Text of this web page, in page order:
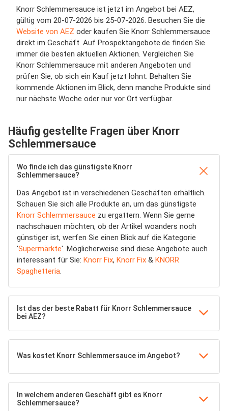
Knorr Schlemmersauce ist jetzt im Angebot bei AEZ,
gültig vom 20-07-2026 bis 25-07-2026. Besuchen Sie die
Website von AEZ oder kaufen Sie Knorr Schlemmersauce
direkt im Geschäft. Auf Prospektangebote.de finden Sie
immer die besten aktuellen Aktionen. Vergleichen Sie
Knorr Schlemmersauce mit anderen Angeboten und
prüfen Sie, ob sich ein Kauf jetzt lohnt. Behalten Sie
kommende Aktionen im Blick, denn manche Produkte sind
nur nächste Woche oder nur vor Ort verfügbar.
Häufig gestellte Fragen über Knorr
Schlemmersauce
Wo finde ich das günstigste Knorr
Schlemmersauce?
Das Angebot ist in verschiedenen Geschäften erhältlich.
Schauen Sie sich alle Produkte an, um das günstigste
Knorr Schlemmersauce zu ergattern. Wenn Sie gerne
nachschauen möchten, ob der Artikel woanders noch
günstiger ist, werfen Sie einen Blick auf die Kategorie
'Supermärkte'. Möglicherweise sind diese Angebote auch
interessant für Sie: Knorr Fix, Knorr Fix & KNORR
Spaghetteria.
Ist das der beste Rabatt für Knorr Schlemmersauce
bei AEZ?
Was kostet Knorr Schlemmersauce im Angebot?
In welchem anderen Geschäft gibt es Knorr
Schlemmersauce?